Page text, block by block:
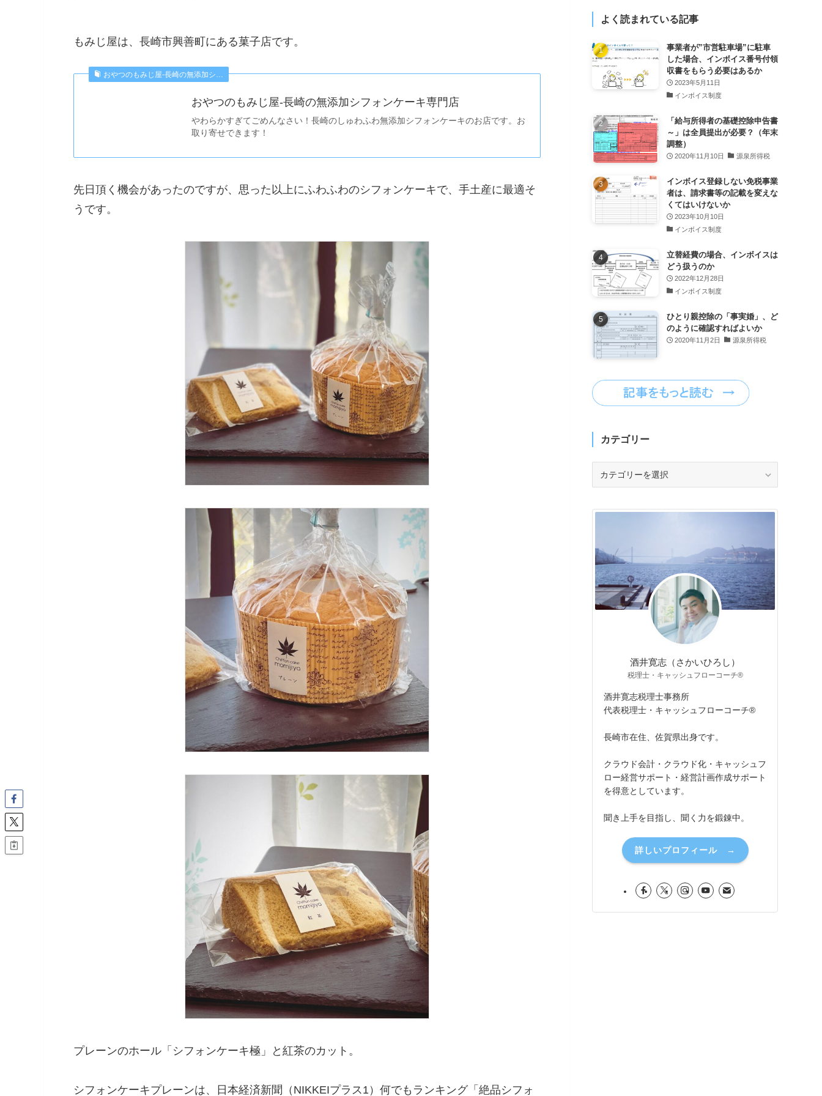
もみじ屋は、長崎市興善町にある菓子店です。
おやつのもみじ屋-長崎の無添加シ…
おやつのもみじ屋-長崎の無添加シフォンケーキ専門店
やわらかすぎてごめんなさい！長崎のしゅわふわ無添加シフォンケーキのお店です。お
取り寄せできます！
先日頂く機会があったのですが、思った以上にふわふわのシフォンケーキで、手土産に最適そ
うです。
プレーンのホール「シフォンケーキ極」と紅茶のカット。
シフォンケーキプレーンは、日本経済新聞（NIKKEIプラス1）何でもランキング「絶品シフォ
よく読まれている記事
事業者が”市営駐車場”に駐車
した場合、インボイス番号付領
収書をもらう必要はあるか
2023年5月11日
インボイス制度
「給与所得者の基礎控除申告書
～」は全員提出が必要？（年末
調整）
2020年11月10日 源泉所得税
インボイス登録しない免税事業
者は、請求書等の記載を変えな
くてはいけないか
2023年10月10日
インボイス制度
立替経費の場合、インボイスは
どう扱うのか
2022年12月28日
インボイス制度
ひとり親控除の「事実婚」、ど
のように確認すればよいか
2020年11月2日 源泉所得税
カテゴリー
リ
酒井寛志（さかいひろし）
税理士・キャッシュフローコーチ®
酒井寛志税理士事務所
代表税理士・キャッシュフローコーチ®
長崎市在住、佐賀県出身です。
クラウド会計・クラウド化・キャッシュフ
ロー経営サポート・経営計画作成サポート
を得意としています。
聞き上手を目指し、聞く力を鍛錬中。
詳しいプロフィール →